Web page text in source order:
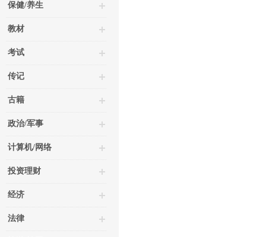
保健/养生
教材
考试
传记
古籍
政治/军事
计算机/网络
投资理财
经济
法律